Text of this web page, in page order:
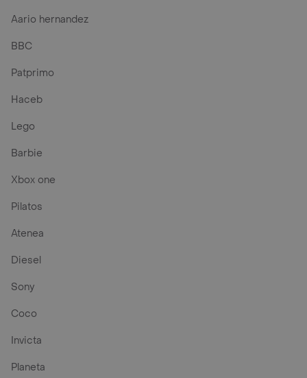
Aario hernandez
BBC
Patprimo
Haceb
Lego
Barbie
Xbox one
Pilatos
Atenea
Diesel
Sony
Coco
Invicta
Planeta